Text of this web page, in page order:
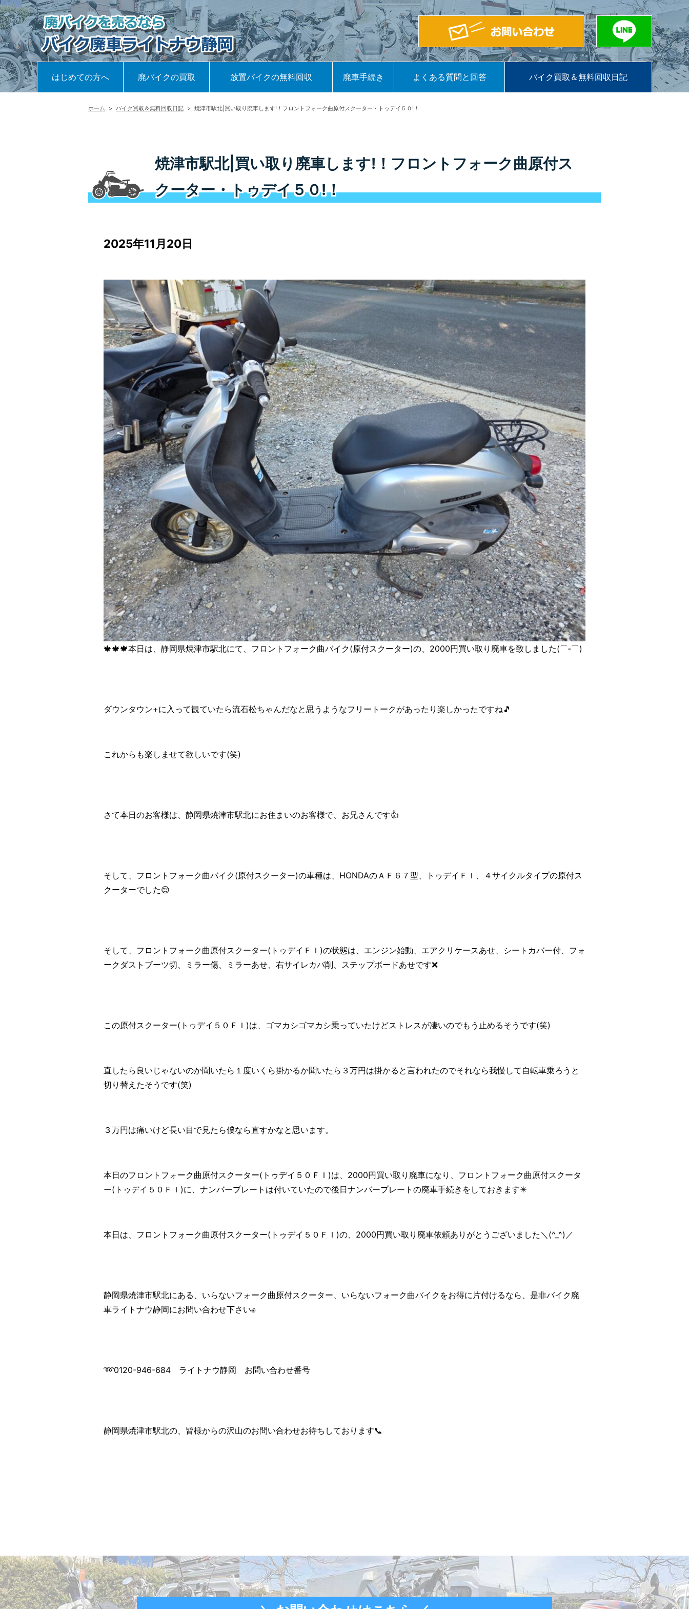
はじめての方へ 廃バイクの買取 放置バイクの無料回収 廃車手続き よくある質問と回答 バイク買取＆無料回収日記
ホーム > バイク買取＆無料回収日記 > 焼津市駅北|買い取り廃車します!！フロントフォーク曲原付スクーター・トゥデイ５０!！
焼津市駅北|買い取り廃車します!！フロントフォーク曲原付ス
クーター・トゥデイ５０!！
2025年11月20日
🍁🍁🍁本日は、静岡県焼津市駅北にて、フロントフォーク曲バイク(原付スクーター)の、2000円買い取り廃車を致しました(⌒‐⌒)
ダウンタウン+に入って観ていたら流石松ちゃんだなと思うようなフリートークがあったり楽しかったですね🎵
これからも楽しませて欲しいです(笑)
さて本日のお客様は、静岡県焼津市駅北にお住まいのお客様で、お兄さんです👍
そして、フロントフォーク曲バイク(原付スクーター)の車種は、HONDAのＡＦ６７型、トゥデイＦＩ、４サイクルタイプの原付ス
クーターでした😌
そして、フロントフォーク曲原付スクーター(トゥデイＦＩ)の状態は、エンジン始動、エアクリケースあせ、シートカバー付、フォ
ークダストブーツ切、ミラー傷、ミラーあせ、右サイレカバ削、ステップボードあせです❌
この原付スクーター(トゥデイ５０ＦＩ)は、ゴマカシゴマカシ乗っていたけどストレスが凄いのでもう止めるそうです(笑)
直したら良いじゃないのか聞いたら１度いくら掛かるか聞いたら３万円は掛かると言われたのでそれなら我慢して自転車乗ろうと
切り替えたそうです(笑)
３万円は痛いけど長い目で見たら僕なら直すかなと思います。
本日のフロントフォーク曲原付スクーター(トゥデイ５０ＦＩ)は、2000円買い取り廃車になり、フロントフォーク曲原付スクータ
ー(トゥデイ５０ＦＩ)に、ナンバープレートは付いていたので後日ナンバープレートの廃車手続きをしておきます✴️
本日は、フロントフォーク曲原付スクーター(トゥデイ５０ＦＩ)の、2000円買い取り廃車依頼ありがとうございました＼(^_^)／
静岡県焼津市駅北にある、いらないフォーク曲原付スクーター、いらないフォーク曲バイクをお得に片付けるなら、是非バイク廃
車ライトナウ静岡にお問い合わせ下さい✊
➿0120-946-684 ライトナウ静岡 お問い合わせ番号
静岡県焼津市駅北の、皆様からの沢山のお問い合わせお待ちしております📞